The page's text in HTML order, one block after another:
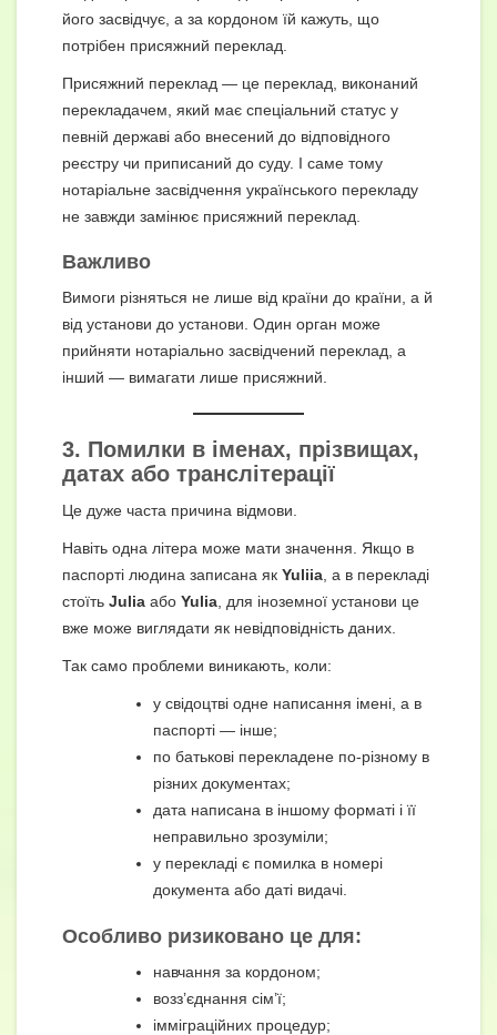
його засвідчує, а за кордоном їй кажуть, що
потрібен присяжний переклад.
Присяжний переклад — це переклад, виконаний
перекладачем, який має спеціальний статус у
певній державі або внесений до відповідного
реєстру чи приписаний до суду. І саме тому
нотаріальне засвідчення українського перекладу
не завжди замінює присяжний переклад.
Важливо
Вимоги різняться не лише від країни до країни, а й
від установи до установи. Один орган може
прийняти нотаріально засвідчений переклад, а
інший — вимагати лише присяжний.
3. Помилки в іменах, прізвищах,
датах або транслітерації
Це дуже часта причина відмови.
Навіть одна літера може мати значення. Якщо в
паспорті людина записана як Yuliia , а в перекладі
стоїть Julia або Yulia , для іноземної установи це
вже може виглядати як невідповідність даних.
Так само проблеми виникають, коли:
у свідоцтві одне написання імені, а в
паспорті — інше;
по батькові перекладене по-різному в
різних документах;
дата написана в іншому форматі і її
неправильно зрозуміли;
у перекладі є помилка в номері
документа або даті видачі.
Особливо ризиковано це для:
навчання за кордоном;
возз’єднання сім’ї;
імміграційних процедур;